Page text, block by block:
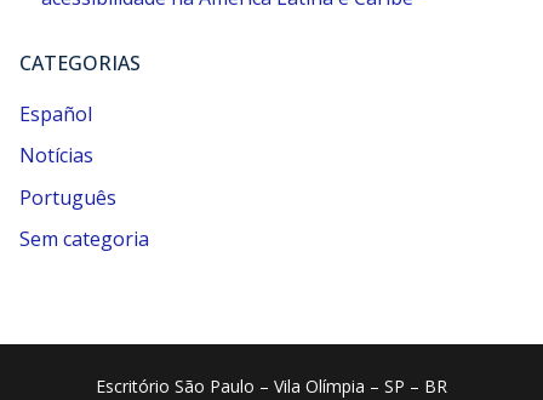
CATEGORIAS
Español
Notícias
Português
Sem categoria
Escritório São Paulo – Vila Olímpia – SP – BR